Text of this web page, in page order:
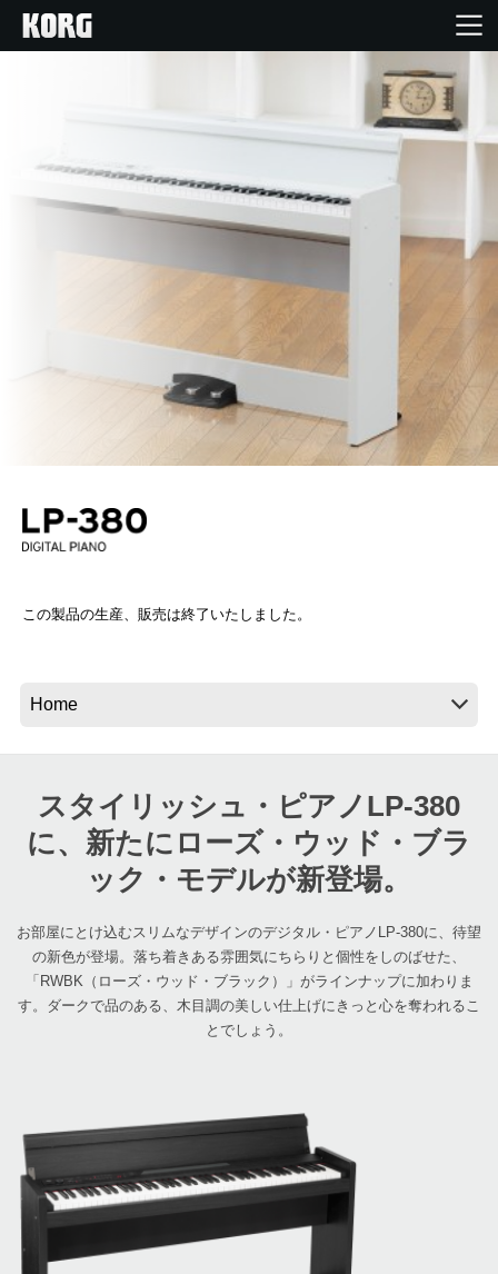
Products
Import Products
Location
この製品の生産、販売は終了いたしました。
スタイリッシュ・ピアノLP-380
に、新たにローズ・ウッド・ブラ
ック・モデルが新登場。
お部屋にとけ込むスリムなデザインのデジタル・ピアノLP-380に、待望
の新色が登場。落ち着きある雰囲気にちらりと個性をしのばせた、
「RWBK（ローズ・ウッド・ブラック）」がラインナップに加わりま
す。ダークで品のある、木目調の美しい仕上げにきっと心を奪われるこ
とでしょう。